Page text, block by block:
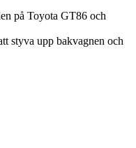
på Toyota GT86 och
styva upp bakvagnen och